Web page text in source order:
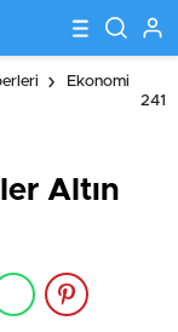
Ekonomi
241
Altın